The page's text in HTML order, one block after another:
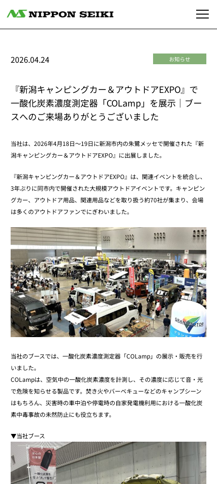
お知らせ
2026.04.24
『新潟キャンピングカー＆アウトドアEXPO』で
一酸化炭素濃度測定器「COLamp」を展示｜ブー
スへのご来場ありがとうございました
当社は、2026年4月18日～19日に新潟市内の朱鷺メッセで開催された『新
潟キャンピングカー＆アウトドアEXPO』に出展しました。
『新潟キャンピングカー＆アウトドアEXPO』は、関連イベントを統合し、
3年ぶりに同市内で開催された大規模アウトドアイベントです。キャンピン
グカー、アウトドア用品、関連用品などを取り扱う約70社が集まり、会場
は多くのアウトドアファンでにぎわいました。
当社のブースでは、一酸化炭素濃度測定器「COLamp」の展示・販売を行
いました。
COLampは、空気中の一酸化炭素濃度を計測し、その濃度に応じて音・光
で危険を知らせる製品です。焚き火やバーベキューなどのキャンプシーン
はもちろん、災害時の車中泊や停電時の自家発電機利用における一酸化炭
素中毒事故の未然防止にも役立ちます。
▼当社ブース